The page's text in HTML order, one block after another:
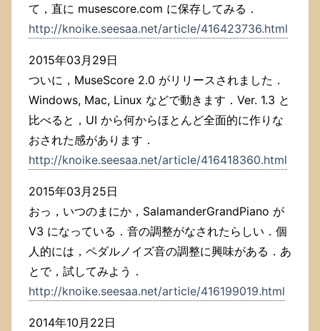
て，直に musescore.com に保存してみる．
http://knoike.seesaa.net/article/416423736.html
2015年03月29日
ついに，MuseScore 2.0 がリリースされました．
Windows, Mac, Linux などで動きます．Ver. 1.3 と
比べると，UI から何からほとんど全面的に作りな
おされた感があります．
http://knoike.seesaa.net/article/416418360.html
2015年03月25日
おっ，いつのまにか，SalamanderGrandPiano が
V3 になっている．音の調整がなされたらしい．個
人的には，ペダルノイズ音の調整に興味がある．あ
とで，試してみよう．
http://knoike.seesaa.net/article/416199019.html
2014年10月22日